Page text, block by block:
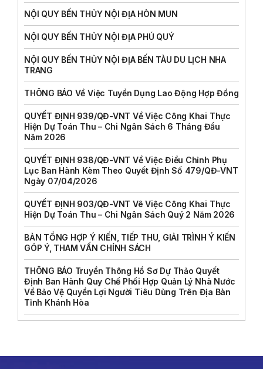
NỘI QUY BẾN THỦY NỘI ĐỊA HÒN MUN
NỘI QUY BẾN THỦY NỘI ĐỊA PHÚ QUÝ
NỘI QUY BẾN THỦY NỘI ĐỊA BẾN TÀU DU LỊCH NHA
TRANG
THÔNG BÁO Về Việc Tuyển Dụng Lao Động Hợp Đồng
QUYẾT ĐỊNH 939/QĐ-VNT Về Việc Công Khai Thực
Hiện Dự Toán Thu – Chi Ngân Sách 6 Tháng Đầu
Năm 2026
QUYẾT ĐỊNH 938/QĐ-VNT Về Việc Điều Chỉnh Phụ
Lục Ban Hành Kèm Theo Quyết Định Số 479/QĐ-VNT
Ngày 07/04/2026
QUYẾT ĐỊNH 903/QĐ-VNT Vê Việc Công Khai Thực
Hiện Dự Toán Thu – Chi Ngân Sách Quý 2 Năm 2026
BẢN TỔNG HỢP Ý KIẾN, TIẾP THU, GIẢI TRÌNH Ý KIẾN
GÓP Ý, THAM VẤN CHÍNH SÁCH
THÔNG BÁO Truyền Thông Hồ Sơ Dự Thảo Quyết
Định Ban Hành Quy Chế Phối Hợp Quản Lý Nhà Nước
Về Bảo Vệ Quyền Lợi Người Tiêu Dùng Trên Địa Bàn
Tỉnh Khánh Hòa